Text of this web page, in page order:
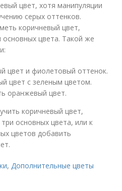
цвет, хотя манипуляции
серых оттенков.
коричневый цвет,
основных цвета. Такой же
цвет и фиолетовый оттенок.
цвет с зеленым цветом.
оранжевый цвет.
коричневый цвет,
основных цвета, или к
цветов добавить
,Дополнительные цветы